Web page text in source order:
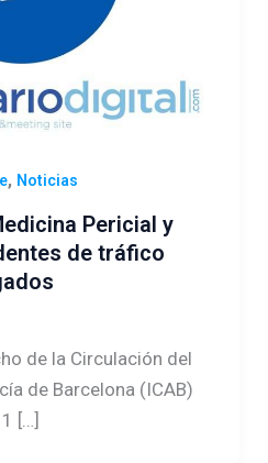
, Noticias
Pericial y
de tráfico
de la Circulación del
de Barcelona (ICAB)
[…]